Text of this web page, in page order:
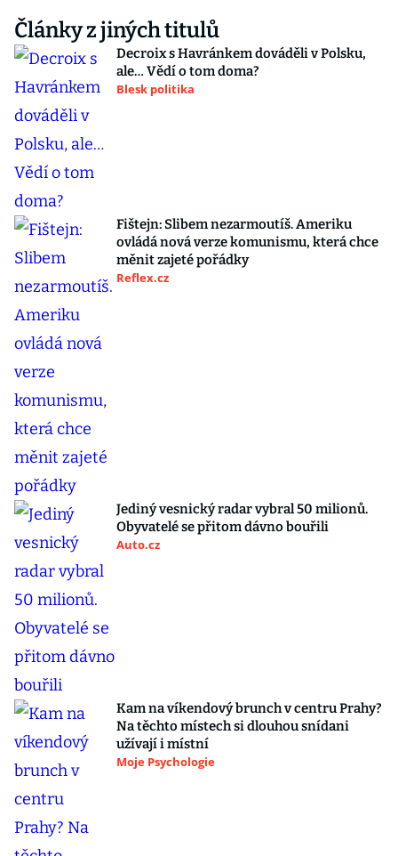
Články z jiných titulů
Decroix s Havránkem dováděli v Polsku,
ale… Vědí o tom doma?
Blesk politika
Fištejn: Slibem nezarmoutíš. Ameriku
ovládá nová verze komunismu, která chce
měnit zajeté pořádky
Reflex.cz
Jediný vesnický radar vybral 50 milionů.
Obyvatelé se přitom dávno bouřili
Auto.cz
Kam na víkendový brunch v centru Prahy?
Na těchto místech si dlouhou snídani
užívají i místní
Moje Psychologie